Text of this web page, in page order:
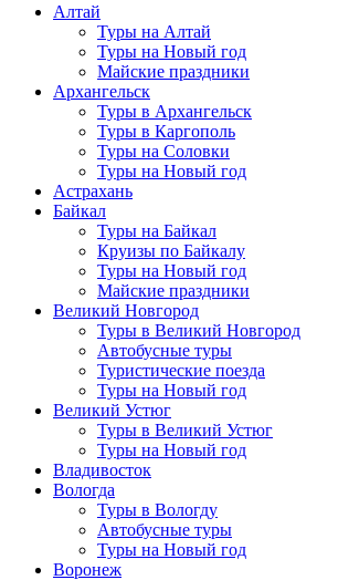
Алтай
Туры на Алтай
Туры на Новый год
Майские праздники
Архангельск
Туры в Архангельск
Туры в Каргополь
Туры на Соловки
Туры на Новый год
Астрахань
Байкал
Туры на Байкал
Круизы по Байкалу
Туры на Новый год
Майские праздники
Великий Новгород
Туры в Великий Новгород
Автобусные туры
Туристические поезда
Туры на Новый год
Великий Устюг
Туры в Великий Устюг
Туры на Новый год
Владивосток
Вологда
Туры в Вологду
Автобусные туры
Туры на Новый год
Воронеж